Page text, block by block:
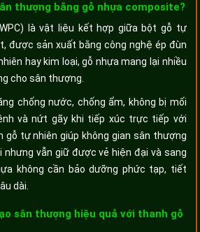
thượng bằng gỗ nhựa composite?
là vật liệu kết hợp giữa bột gỗ tự
được sản xuất bằng công nghệ ép đùn
hay kim loại, gỗ nhựa mang lại nhiều
cho sân thượng.
chống nước, chống ẩm, không bị mối
và nứt gãy khi tiếp xúc trực tiếp với
gỗ tự nhiên giúp không gian sân thượng
nhưng vẫn giữ được vẻ hiện đại và sang
không cần bảo dưỡng phức tạp, tiết
dài.
sân thượng hiệu quả với thanh gỗ